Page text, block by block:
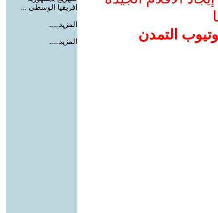
التمدن
إفريقيا الوسطى ...
المزيد.....
المزيد.....